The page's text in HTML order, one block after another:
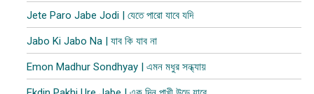
Jete Paro Jabe Jodi | যেতে পারো যাবে যদি
Jabo Ki Jabo Na | যাব কি যাব না
Emon Madhur Sondhyay | এমন মধুর সন্ধ্যায়